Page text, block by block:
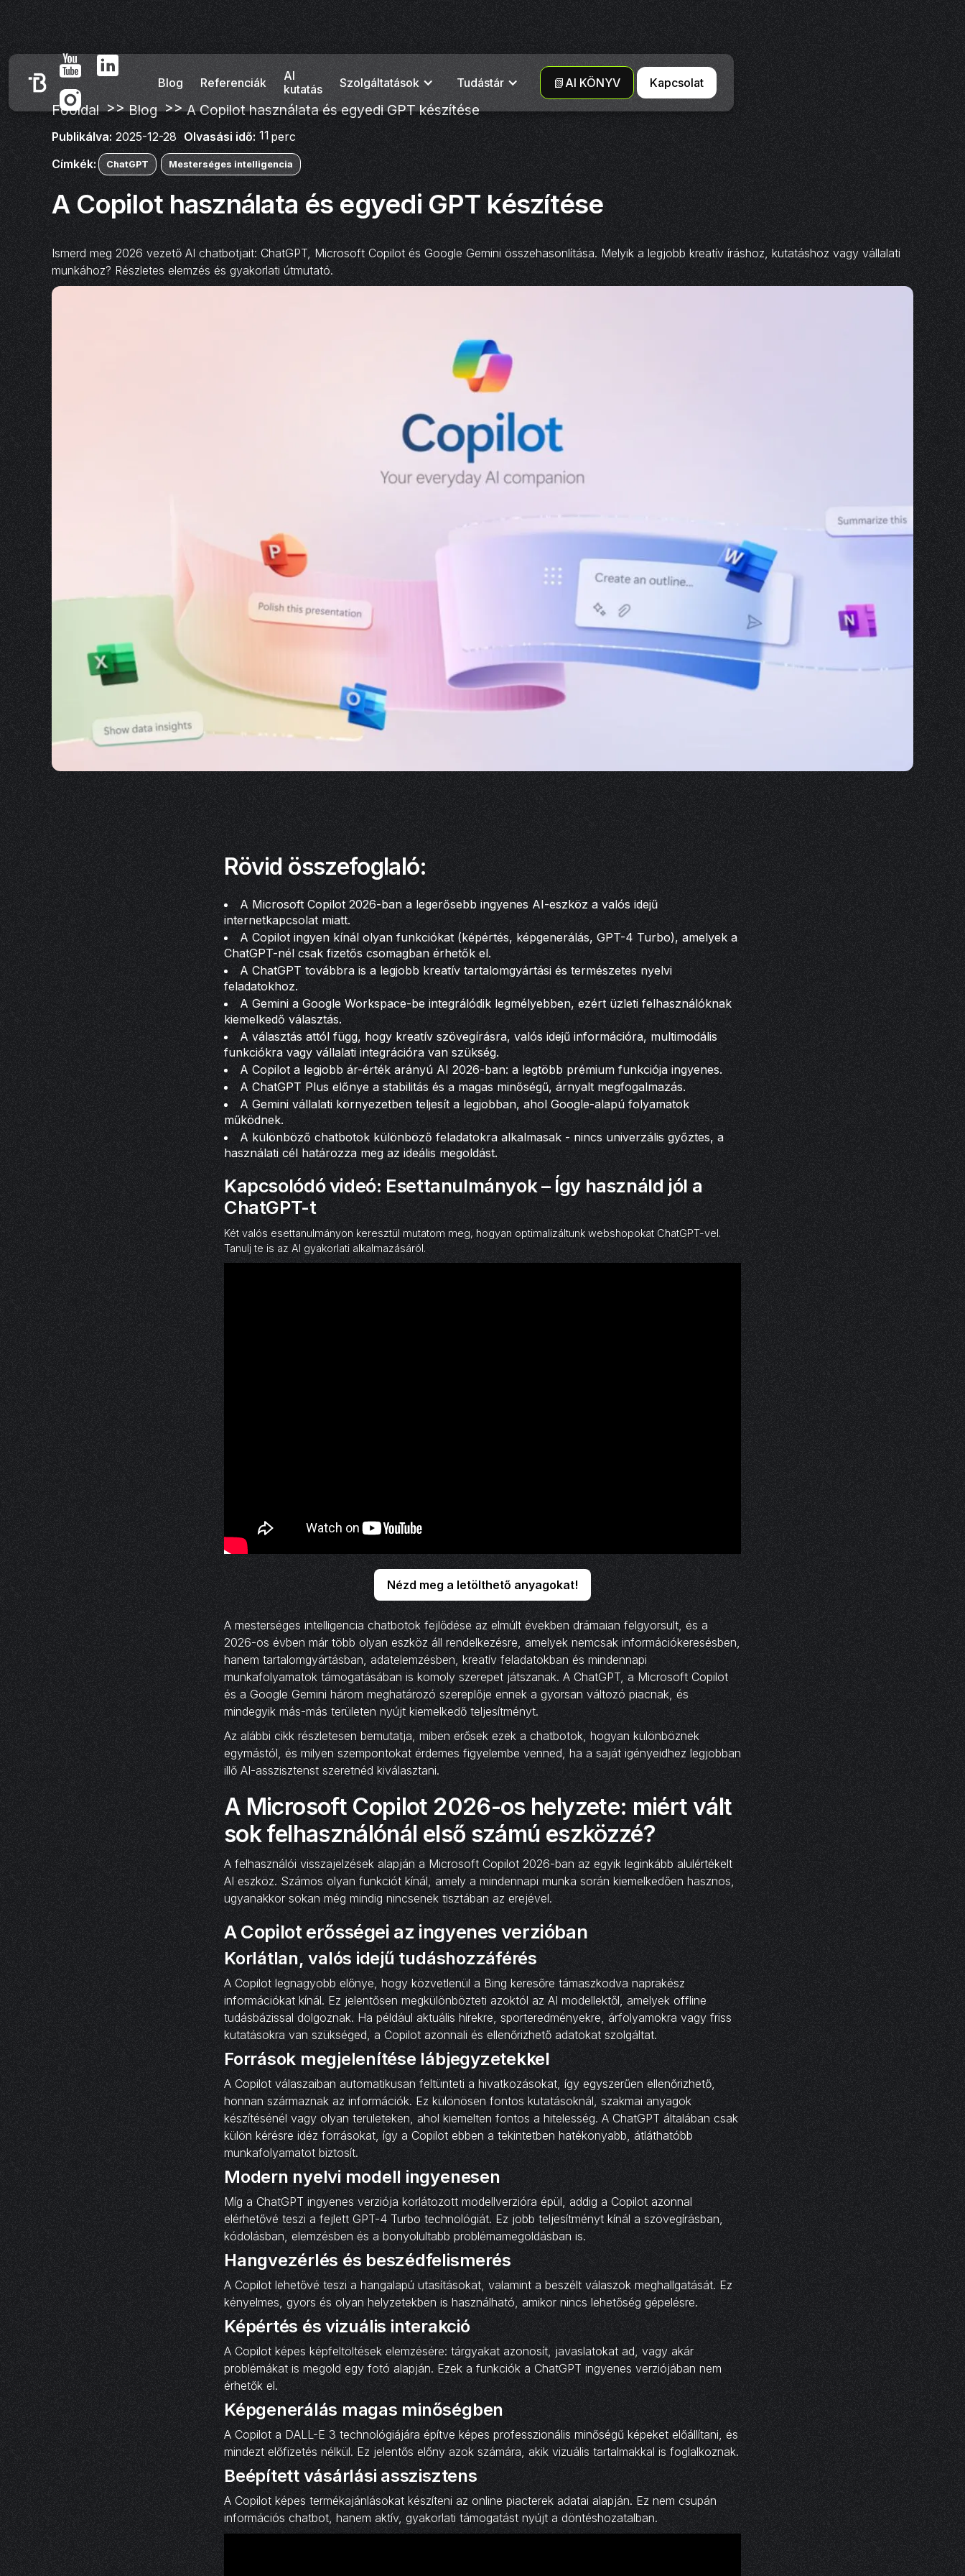
Blog Referenciák
AI
kutatás
Szolgáltatások Tudástár 📗AI KÖNYV Kapcsolat
Főoldal >> Blog >> A Copilot használata és egyedi GPT készítése
Publikálva: 2025-12-28 Olvasási idő: 11 perc
Címkék:
ChatGPT Mesterséges intelligencia
A Copilot használata és egyedi GPT készítése
Ismerd meg 2026 vezető AI chatbotjait: ChatGPT, Microsoft Copilot és Google Gemini összehasonlítása. Melyik a legjobb kreatív íráshoz, kutatáshoz vagy vállalati
munkához? Részletes elemzés és gyakorlati útmutató.
Rövid összefoglaló:
A Microsoft Copilot 2026-ban a legerősebb ingyenes AI-eszköz a valós idejű
internetkapcsolat miatt.
A Copilot ingyen kínál olyan funkciókat (képértés, képgenerálás, GPT-4 Turbo), amelyek a
ChatGPT-nél csak fizetős csomagban érhetők el.
A ChatGPT továbbra is a legjobb kreatív tartalomgyártási és természetes nyelvi
feladatokhoz.
A Gemini a Google Workspace-be integrálódik legmélyebben, ezért üzleti felhasználóknak
kiemelkedő választás.
A választás attól függ, hogy kreatív szövegírásra, valós idejű információra, multimodális
funkciókra vagy vállalati integrációra van szükség.
A Copilot a legjobb ár-érték arányú AI 2026-ban: a legtöbb prémium funkciója ingyenes.
A ChatGPT Plus előnye a stabilitás és a magas minőségű, árnyalt megfogalmazás.
A Gemini vállalati környezetben teljesít a legjobban, ahol Google-alapú folyamatok
működnek.
A különböző chatbotok különböző feladatokra alkalmasak - nincs univerzális győztes, a
használati cél határozza meg az ideális megoldást.
Kapcsolódó videó: Esettanulmányok – Így használd jól a
ChatGPT-t
Két valós esettanulmányon keresztül mutatom meg, hogyan optimalizáltunk webshopokat ChatGPT-vel.
Tanulj te is az AI gyakorlati alkalmazásáról.
Nézd meg a letölthető anyagokat!
A mesterséges intelligencia chatbotok fejlődése az elmúlt években drámaian felgyorsult, és a
2026-os évben már több olyan eszköz áll rendelkezésre, amelyek nemcsak információkeresésben,
hanem tartalomgyártásban, adatelemzésben, kreatív feladatokban és mindennapi
munkafolyamatok támogatásában is komoly szerepet játszanak. A ChatGPT, a Microsoft Copilot
és a Google Gemini három meghatározó szereplője ennek a gyorsan változó piacnak, és
mindegyik más-más területen nyújt kiemelkedő teljesítményt.
Az alábbi cikk részletesen bemutatja, miben erősek ezek a chatbotok, hogyan különböznek
egymástól, és milyen szempontokat érdemes figyelembe venned, ha a saját igényeidhez legjobban
illő AI-asszisztenst szeretnéd kiválasztani.
A Microsoft Copilot 2026-os helyzete: miért vált
sok felhasználónál első számú eszközzé?
A felhasználói visszajelzések alapján a Microsoft Copilot 2026-ban az egyik leginkább alulértékelt
AI eszköz. Számos olyan funkciót kínál, amely a mindennapi munka során kiemelkedően hasznos,
ugyanakkor sokan még mindig nincsenek tisztában az erejével.
A Copilot erősségei az ingyenes verzióban
Korlátlan, valós idejű tudáshozzáférés
A Copilot legnagyobb előnye, hogy közvetlenül a Bing keresőre támaszkodva naprakész
információkat kínál. Ez jelentősen megkülönbözteti azoktól az AI modellektől, amelyek offline
tudásbázissal dolgoznak. Ha például aktuális hírekre, sporteredményekre, árfolyamokra vagy friss
kutatásokra van szükséged, a Copilot azonnali és ellenőrizhető adatokat szolgáltat.
Források megjelenítése lábjegyzetekkel
A Copilot válaszaiban automatikusan feltünteti a hivatkozásokat, így egyszerűen ellenőrizhető,
honnan származnak az információk. Ez különösen fontos kutatásoknál, szakmai anyagok
készítésénél vagy olyan területeken, ahol kiemelten fontos a hitelesség. A ChatGPT általában csak
külön kérésre idéz forrásokat, így a Copilot ebben a tekintetben hatékonyabb, átláthatóbb
munkafolyamatot biztosít.
Modern nyelvi modell ingyenesen
Míg a ChatGPT ingyenes verziója korlátozott modellverzióra épül, addig a Copilot azonnal
elérhetővé teszi a fejlett GPT-4 Turbo technológiát. Ez jobb teljesítményt kínál a szövegírásban,
kódolásban, elemzésben és a bonyolultabb problémamegoldásban is.
Hangvezérlés és beszédfelismerés
A Copilot lehetővé teszi a hangalapú utasításokat, valamint a beszélt válaszok meghallgatását. Ez
kényelmes, gyors és olyan helyzetekben is használható, amikor nincs lehetőség gépelésre.
Képértés és vizuális interakció
A Copilot képes képfeltöltések elemzésére: tárgyakat azonosít, javaslatokat ad, vagy akár
problémákat is megold egy fotó alapján. Ezek a funkciók a ChatGPT ingyenes verziójában nem
érhetők el.
Képgenerálás magas minőségben
A Copilot a DALL-E 3 technológiájára építve képes professzionális minőségű képeket előállítani, és
mindezt előfizetés nélkül. Ez jelentős előny azok számára, akik vizuális tartalmakkal is foglalkoznak.
Beépített vásárlási asszisztens
A Copilot képes termékajánlásokat készíteni az online piacterek adatai alapján. Ez nem csupán
információs chatbot, hanem aktív, gyakorlati támogatást nyújt a döntéshozatalban.